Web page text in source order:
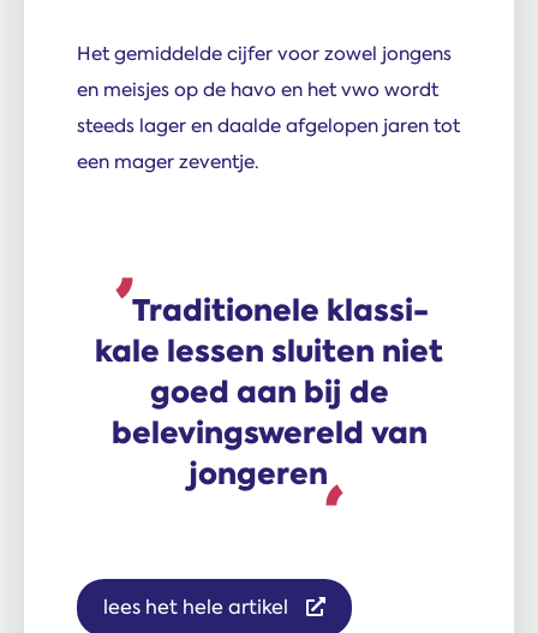
Het gemiddelde cijfer voor zowel jongens
en meisjes op de havo en het vwo wordt
steeds lager en daalde afgelopen jaren tot
een mager zeventje.
Traditionele klassi­
kale lessen sluiten niet
goed aan bij de
belevings­wereld van
jongeren
lees het hele artikel